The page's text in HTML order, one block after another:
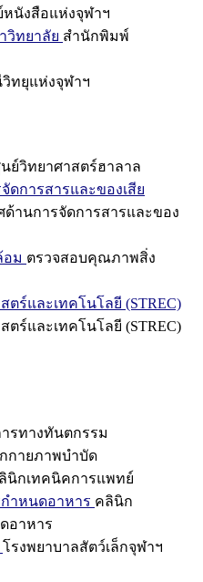
หนังสือแห่งจุฬาฯ
วิทยาลัย สำนักพิมพ์
ทยุแห่งจุฬาฯ
ย์วิทยาศาสตร์ฮาลาล
ดการสารและของเสีย
ด้านการจัดการสารและของ
อม ตรวจสอบคุณภาพสิ่ง
ตร์และเทคโนโลยี (STREC)
ตร์และเทคโนโลยี (STREC)
รทางทันตกรรม
กายภาพบำบัด
นิกเทคนิคการแพทย์
ำหนดอาหาร คลินิก
อาหาร
โรงพยาบาลสัตว์เล็กจุฬาฯ